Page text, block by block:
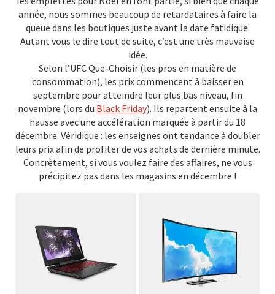
année, nous sommes beaucoup de retardataires à faire la
queue dans les boutiques juste avant la date fatidique.
Autant vous le dire tout de suite, c’est une très mauvaise
idée.
Selon l’UFC Que-Choisir (les pros en matière de
consommation), les prix commencent à baisser en
septembre pour atteindre leur plus bas niveau, fin
novembre (lors du Black Friday). Ils repartent ensuite à la
hausse avec une accélération marquée à partir du 18
décembre. Véridique : les enseignes ont tendance à doubler
leurs prix afin de profiter de vos achats de dernière minute.
Concrètement, si vous voulez faire des affaires, ne vous
précipitez pas dans les magasins en décembre !